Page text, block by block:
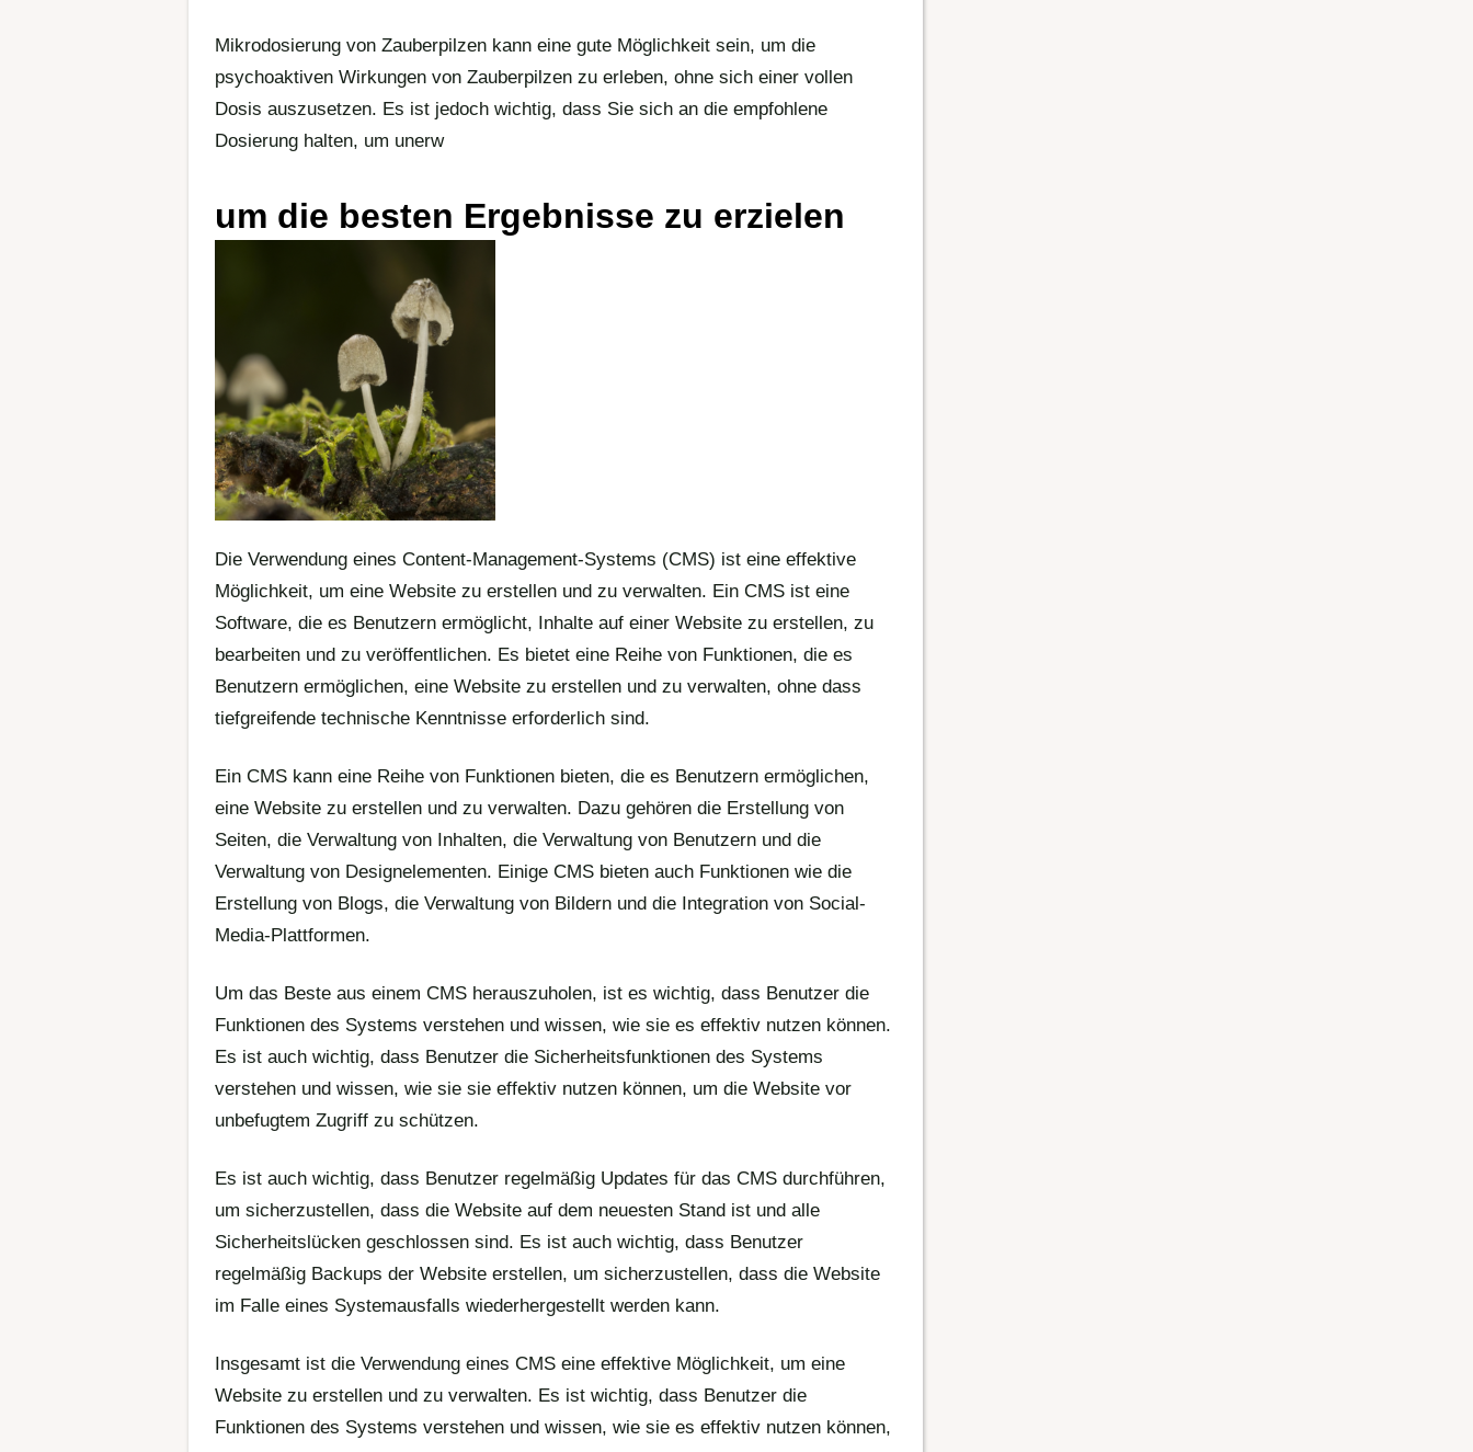
Mikrodosierung von Zauberpilzen kann eine gute Möglichkeit sein, um die
psychoaktiven Wirkungen von Zauberpilzen zu erleben, ohne sich einer vollen
Dosis auszusetzen. Es ist jedoch wichtig, dass Sie sich an die empfohlene
Dosierung halten, um unerw
um die besten Ergebnisse zu erzielen
Die Verwendung eines Content-Management-Systems (CMS) ist eine effektive
Möglichkeit, um eine Website zu erstellen und zu verwalten. Ein CMS ist eine
Software, die es Benutzern ermöglicht, Inhalte auf einer Website zu erstellen, zu
bearbeiten und zu veröffentlichen. Es bietet eine Reihe von Funktionen, die es
Benutzern ermöglichen, eine Website zu erstellen und zu verwalten, ohne dass
tiefgreifende technische Kenntnisse erforderlich sind.
Ein CMS kann eine Reihe von Funktionen bieten, die es Benutzern ermöglichen,
eine Website zu erstellen und zu verwalten. Dazu gehören die Erstellung von
Seiten, die Verwaltung von Inhalten, die Verwaltung von Benutzern und die
Verwaltung von Designelementen. Einige CMS bieten auch Funktionen wie die
Erstellung von Blogs, die Verwaltung von Bildern und die Integration von Social-
Media-Plattformen.
Um das Beste aus einem CMS herauszuholen, ist es wichtig, dass Benutzer die
Funktionen des Systems verstehen und wissen, wie sie es effektiv nutzen können.
Es ist auch wichtig, dass Benutzer die Sicherheitsfunktionen des Systems
verstehen und wissen, wie sie sie effektiv nutzen können, um die Website vor
unbefugtem Zugriff zu schützen.
Es ist auch wichtig, dass Benutzer regelmäßig Updates für das CMS durchführen,
um sicherzustellen, dass die Website auf dem neuesten Stand ist und alle
Sicherheitslücken geschlossen sind. Es ist auch wichtig, dass Benutzer
regelmäßig Backups der Website erstellen, um sicherzustellen, dass die Website
im Falle eines Systemausfalls wiederhergestellt werden kann.
Insgesamt ist die Verwendung eines CMS eine effektive Möglichkeit, um eine
Website zu erstellen und zu verwalten. Es ist wichtig, dass Benutzer die
Funktionen des Systems verstehen und wissen, wie sie es effektiv nutzen können,